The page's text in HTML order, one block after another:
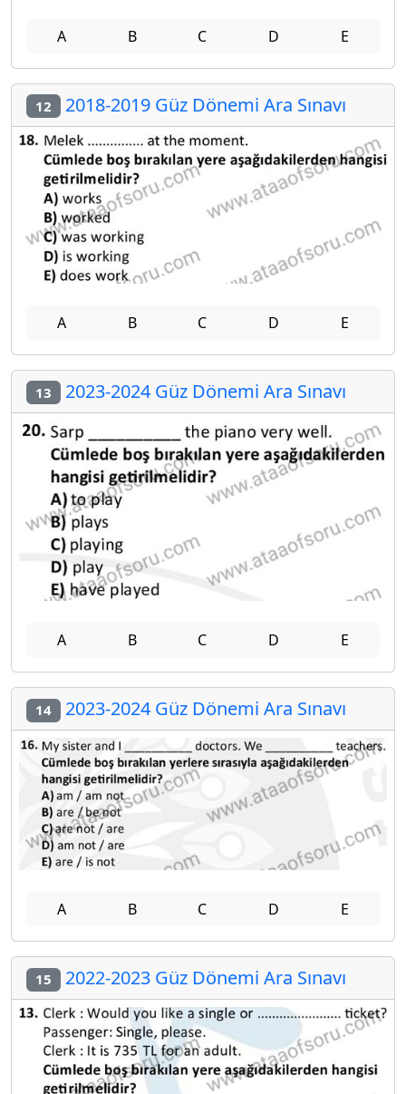
A B C D E
12 2018-2019 Güz Dönemi Ara Sınavı
A B C D E
13 2023-2024 Güz Dönemi Ara Sınavı
A B C D E
14 2023-2024 Güz Dönemi Ara Sınavı
A B C D E
15 2022-2023 Güz Dönemi Ara Sınavı